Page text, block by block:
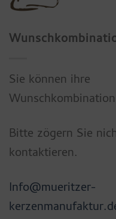
Sie können ihre
Bitte zögern Sie
kontaktieren.
Info@mueritzer-